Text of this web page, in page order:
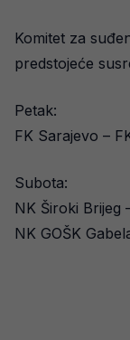
Komitet za
predstojeće
Petak:
FK Sarajevo –
Subota:
NK Široki Brijeg
NK GOŠK